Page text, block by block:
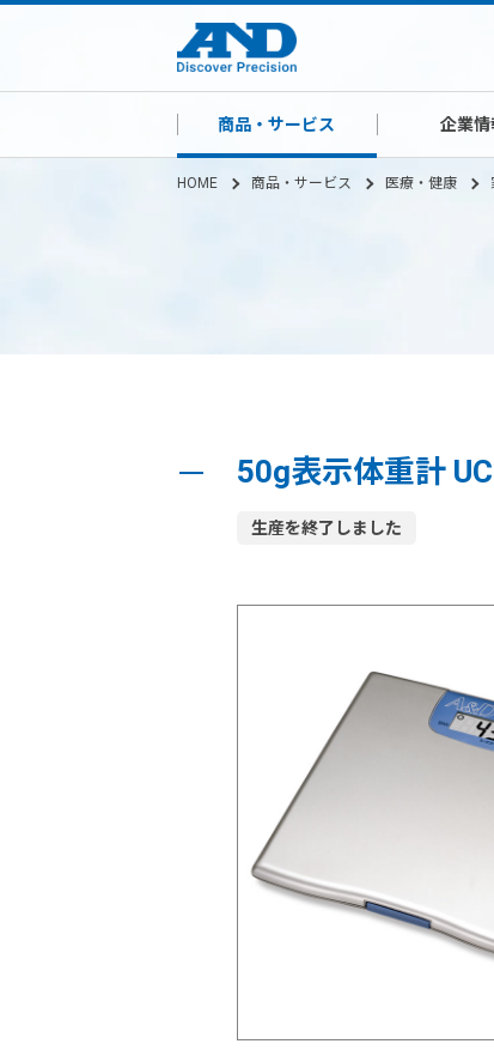
商品・サービス 企業情
HOME 商品・サービス 医療・健康
50g表示体重計
生産を終了しました